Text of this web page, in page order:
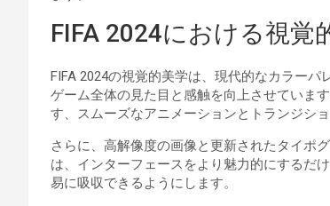
FIFA 2024における視覚
FIFA 2024の視覚的美学は、現代的なカラーパ
ゲーム全体の見た目と感触を向上させていま
す、スムーズなアニメーションとトランジシ
さらに、高解像度の画像と更新されたタイポ
は、インターフェースをより魅力的にするだ
易に吸収できるようにします。